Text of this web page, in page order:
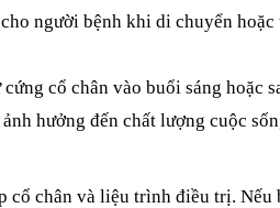
người bệnh khi di chuyển
cổ chân vào buổi sáng hoặc
hưởng đến chất lượng cuộc
chân và liệu trình điều trị. Nếu